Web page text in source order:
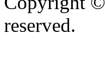
reserved.